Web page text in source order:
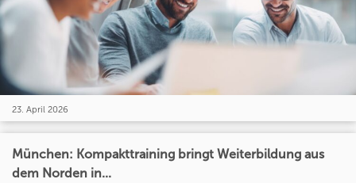
23. April 2026
München: Kompakttraining bringt Weiterbildung aus
dem Norden in...